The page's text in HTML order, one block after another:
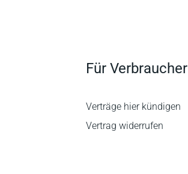
Für Verbraucher
Verträge hier kündigen
Vertrag widerrufen